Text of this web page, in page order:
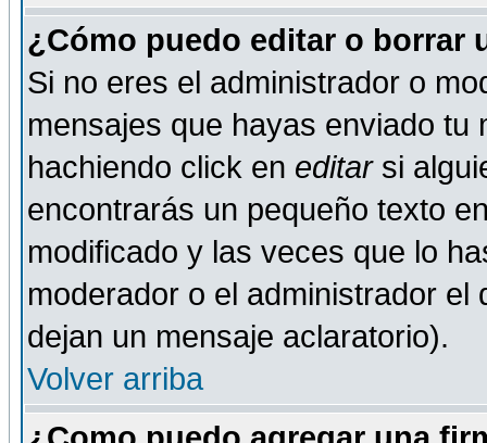
¿Cómo puedo editar o borrar
Si no eres el administrador o
mensajes que hayas enviado tu
hachiendo click en editarsi
encontrarás un pequeño texto
modificado y las veces que lo
moderador o el administrador
dejan un mensaje aclaratorio).
Volver arriba